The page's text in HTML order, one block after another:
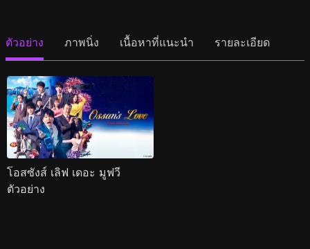
ตัวอย่าง ภาพนิ่ง เนื้อหาที่แนะนำ รายละเอียด
โอสซังส์ เลิฟ เดอะ มูฟวี
ตัวอย่าง